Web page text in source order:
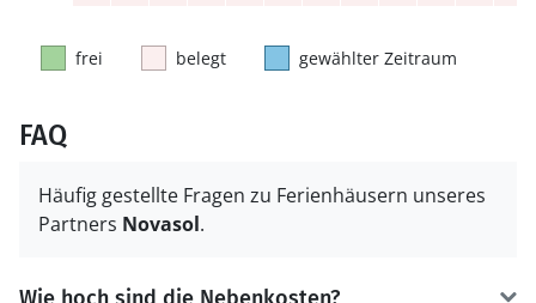
frei belegt gewählter Zeitraum
FAQ
Häufig gestellte Fragen zu Ferienhäusern unseres
Partners Novasol.
Wie hoch sind die Nebenkosten?